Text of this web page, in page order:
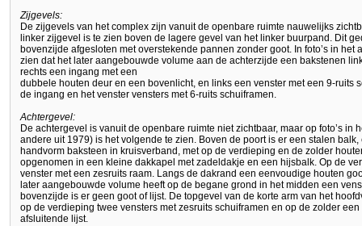
Zijgevels:
De zijgevels van het complex zijn vanuit de openbare ruimte nauwelijks
linker zijgevel is te zien boven de lagere gevel van het linker buurpand. Dit
bovenzijde afgesloten met overstekende pannen zonder goot. In foto’s in het
zien dat het later aangebouwde volume aan de achterzijde een bakstenen
rechts een ingang met een
dubbele houten deur en een bovenlicht, en links een venster met een 9-ruits
de ingang en het venster vensters met 6-ruits schuiframen.
Achtergevel:
De achtergevel is vanuit de openbare ruimte niet zichtbaar, maar op foto’s in
andere uit 1979) is het volgende te zien. Boven de poort is er een stalen
handvorm baksteen in kruisverband, met op de verdieping en de zolder
opgenomen in een kleine dakkapel met zadeldakje en een hijsbalk. Op de
venster met een zesruits raam. Langs de dakrand een eenvoudige houten
later aangebouwde volume heeft op de begane grond in het midden een
bovenzijde is er geen goot of lijst. De topgevel van de korte arm van het
op de verdieping twee vensters met zesruits schuiframen en op de zolder
afsluitende lijst.